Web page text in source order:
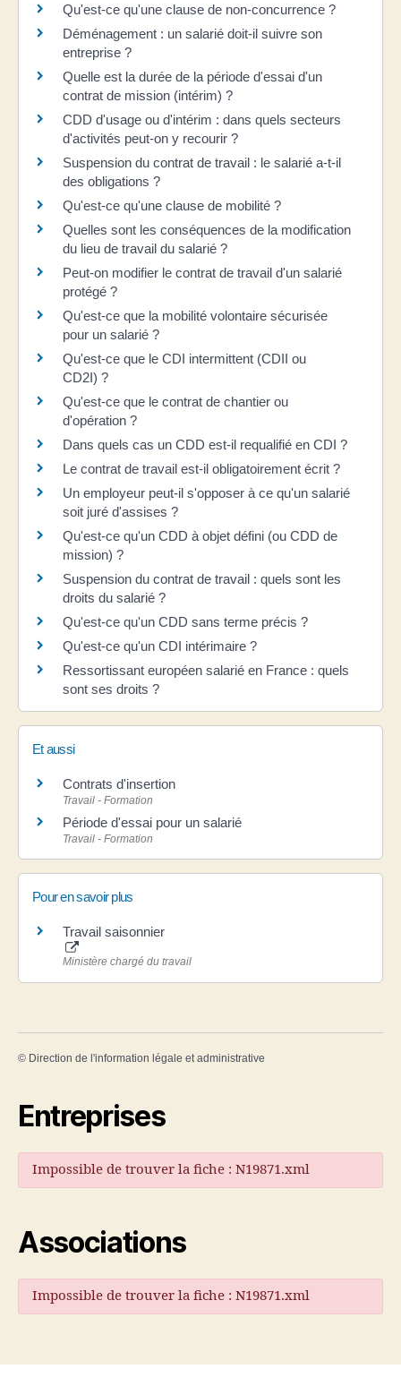
Qu'est-ce qu'une clause de non-concurrence ?
Déménagement : un salarié doit-il suivre son
entreprise ?
Quelle est la durée de la période d'essai d'un
contrat de mission (intérim) ?
CDD d'usage ou d'intérim : dans quels secteurs
d'activités peut-on y recourir ?
Suspension du contrat de travail : le salarié a-t-il
des obligations ?
Qu'est-ce qu'une clause de mobilité ?
Quelles sont les conséquences de la modification
du lieu de travail du salarié ?
Peut-on modifier le contrat de travail d'un salarié
protégé ?
Qu'est-ce que la mobilité volontaire sécurisée
pour un salarié ?
Qu'est-ce que le CDI intermittent (CDII ou
CD2I) ?
Qu'est-ce que le contrat de chantier ou
d'opération ?
Dans quels cas un CDD est-il requalifié en CDI ?
Le contrat de travail est-il obligatoirement écrit ?
Un employeur peut-il s'opposer à ce qu'un salarié
soit juré d'assises ?
Qu'est-ce qu'un CDD à objet défini (ou CDD de
mission) ?
Suspension du contrat de travail : quels sont les
droits du salarié ?
Qu'est-ce qu'un CDD sans terme précis ?
Qu'est-ce qu'un CDI intérimaire ?
Ressortissant européen salarié en France : quels
sont ses droits ?
Et aussi
Contrats d'insertion
Travail - Formation
Période d'essai pour un salarié
Travail - Formation
Pour en savoir plus
Travail saisonnier
Ministère chargé du travail
© Direction de l'information légale et administrative
Entreprises
Impossible de trouver la fiche : N19871.xml
Associations
Impossible de trouver la fiche : N19871.xml